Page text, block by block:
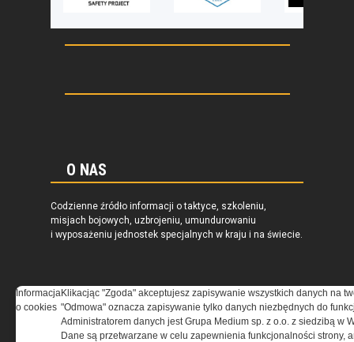
O NAS
Codzienne źródło informacji o taktyce, szkoleniu,
misjach bojowych, uzbrojeniu, umundurowaniu
i wyposażeniu jednostek specjalnych w kraju i na świecie.
REGULAMIN
Informacja
o cookies
Klikacjąc "Zgoda" akceptujesz zapisywanie wszystkich danych na
"Odmowa" oznacza zapisywanie tylko danych niezbędnych do
Administratorem danych jest Grupa Medium sp. z o.o. z siedzibą w
Dane są przetwarzane w celu zapewnienia funkcjonalności strony,